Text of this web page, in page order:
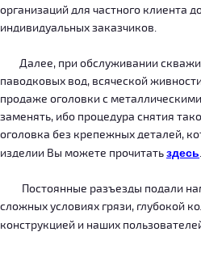
организаций для частного клиента
индивидуальных заказчиков.
Далее, при обслуживании скважин
паводковых вод, всяческой
продаже оголовки с
заменять, ибо процедура снятия
оголовка без крепежных деталей,
изделии Вы можете прочитатьздесь.
Постоянные разъезды подали нам
сложных условиях грязи, глубокой
конструкцией и наших